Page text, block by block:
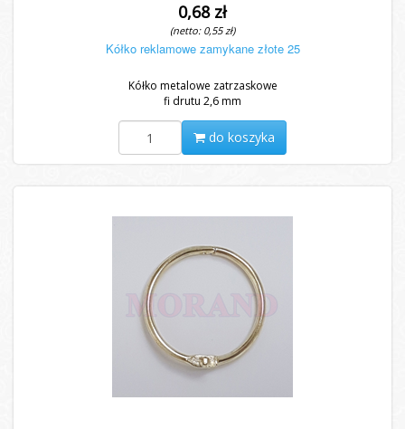
0,68 zł
(netto: 0,55 zł)
Kółko reklamowe zamykane złote 25
Kółko metalowe zatrzaskowe
fi drutu 2,6 mm
do koszyka